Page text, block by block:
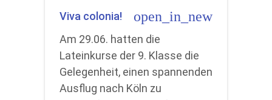
Viva colonia! open_in_new
Am 29.06. hatten die
Lateinkurse der 9. Klasse die
Gelegenheit, einen spannenden
Ausflug nach Köln zu